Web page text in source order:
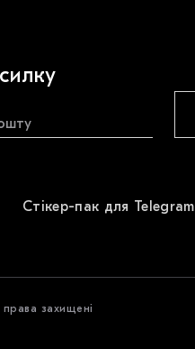
Стікер-пак для Telegram
захищені